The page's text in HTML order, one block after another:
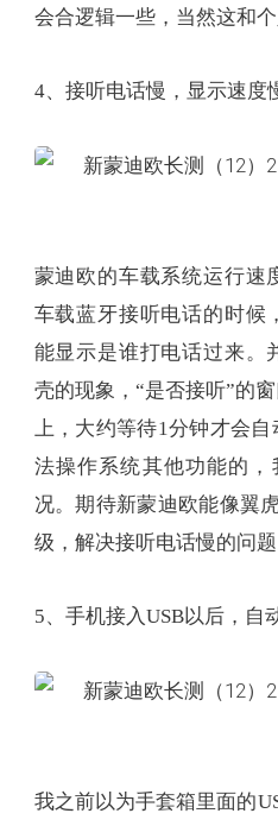
会合逻辑一些，当然这和个
4、接听电话慢，显示速度
蒙迪欧的车载系统运行速
车载蓝牙接听电话的时候
能显示是谁打电话过来。
壳的现象，“是否接听”的
上，大约等待1分钟才会
法操作系统其他功能的
况。期待新蒙迪欧能像翼
级，解决接听电话慢的问题
5、手机接入USB以后，自
我之前以为手套箱里面的